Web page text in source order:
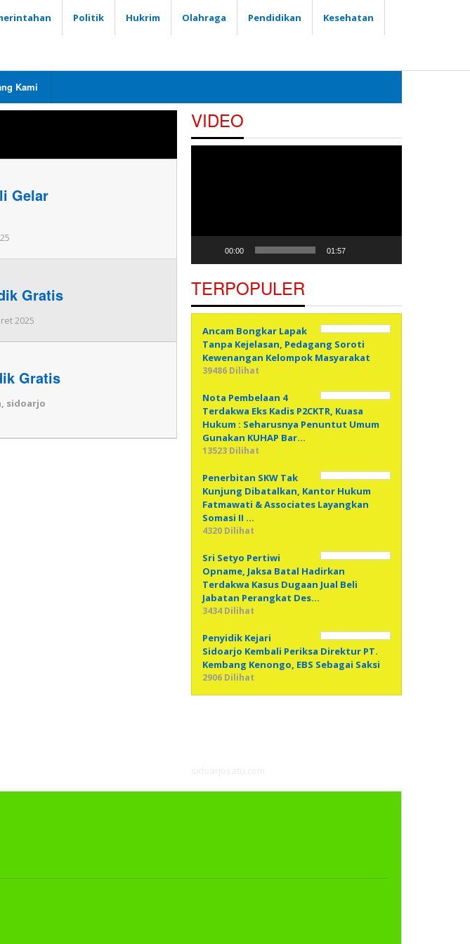
Politik Hukrim Olahraga Pendidikan Kesehatan
Kami
Gelar
Gratis
2025
Gratis
, sidoarjo
VIDEO
00:00 01:57
TERPOPULER
Ancam Bongkar Lapak
Tanpa Kejelasan, Pedagang Soroti
Kewenangan Kelompok Masyarakat
39486 Dilihat
Nota Pembelaan 4
Terdakwa Eks Kadis P2CKTR, Kuasa
Hukum : Seharusnya Penuntut Umum
Gunakan KUHAP Bar…
13523 Dilihat
Penerbitan SKW Tak
Kunjung Dibatalkan, Kantor Hukum
Fatmawati & Associates Layangkan
Somasi II …
4320 Dilihat
Sri Setyo Pertiwi
Opname, Jaksa Batal Hadirkan
Terdakwa Kasus Dugaan Jual Beli
Jabatan Perangkat Des…
3434 Dilihat
Penyidik Kejari
Sidoarjo Kembali Periksa Direktur PT.
Kembang Kenongo, EBS Sebagai Saksi
2906 Dilihat